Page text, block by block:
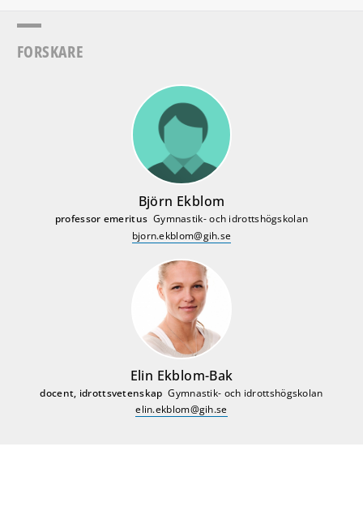
FORSKARE
Björn Ekblom
professor emeritus Gymnastik- och idrottshögskolan
bjorn.ekblom@gih.se
Elin Ekblom-Bak
docent, idrottsvetenskap Gymnastik- och idrottshögskolan
elin.ekblom@gih.se